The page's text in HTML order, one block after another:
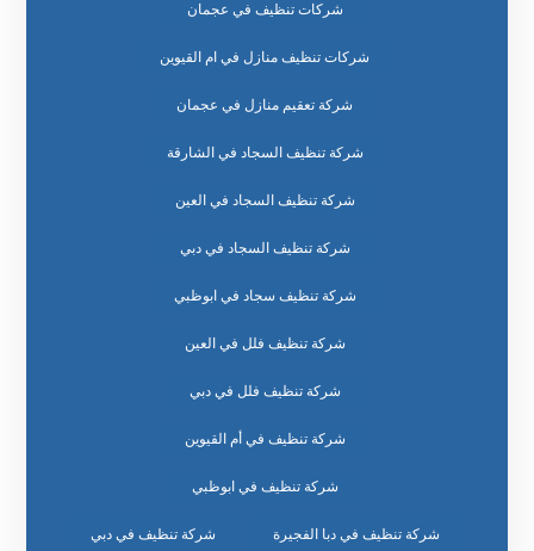
شركات تنظيف في عجمان
شركات تنظيف منازل في ام القيوين
شركة تعقيم منازل في عجمان
شركة تنظيف السجاد في الشارقة
شركة تنظيف السجاد في العين
شركة تنظيف السجاد في دبي
شركة تنظيف سجاد في ابوظبي
شركة تنظيف فلل في العين
شركة تنظيف فلل في دبي
شركة تنظيف في أم القيوين
شركة تنظيف في ابوظبي
شركة تنظيف في دبا الفجيرة شركة تنظيف في دبي